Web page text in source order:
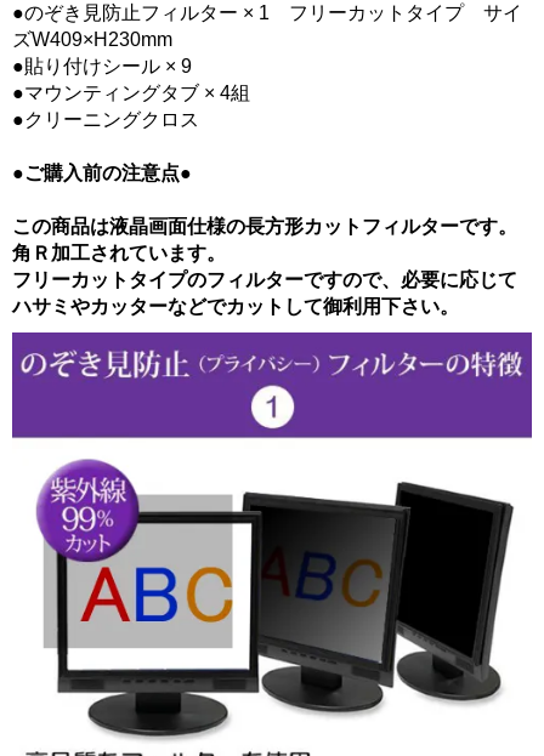
●のぞき見防止フィルター × 1 フリーカットタイプ サイ
ズW409×H230mm
●貼り付けシール × 9
●マウンティングタブ × 4組
●クリーニングクロス
●ご購入前の注意点●
この商品は液晶画面仕様の長方形カットフィルターです。
角Ｒ加工されています。
フリーカットタイプのフィルターですので、必要に応じて
ハサミやカッターなどでカットして御利用下さい。